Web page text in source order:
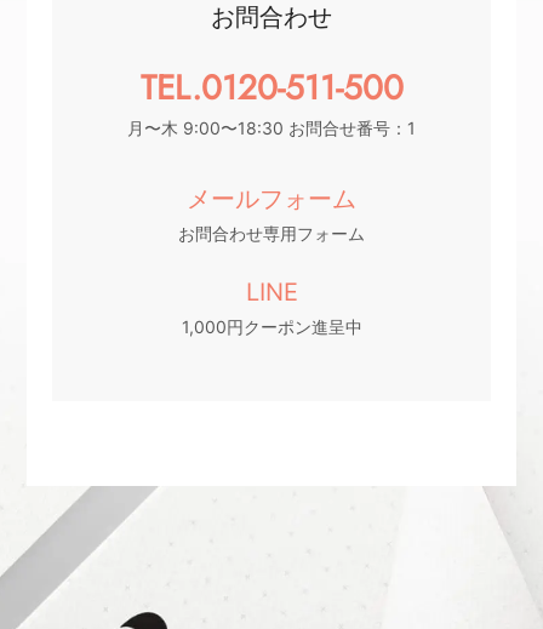
お問合わせ
TEL.0120-511-500
月〜木 9:00〜18:30 お問合せ番号：1
メールフォーム
お問合わせ専用フォーム
LINE
1,000円クーポン進呈中